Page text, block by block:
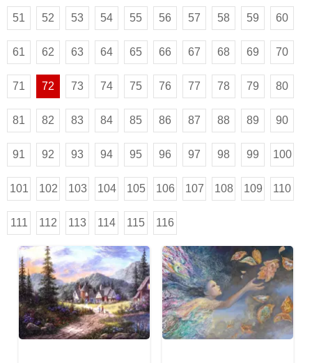
51 52 53 54 55 56 57 58 59 60
61 62 63 64 65 66 67 68 69 70
71 72 73 74 75 76 77 78 79 80
81 82 83 84 85 86 87 88 89 90
91 92 93 94 95 96 97 98 99 100
101 102 103 104 105 106 107 108 109 110
111 112 113 114 115 116